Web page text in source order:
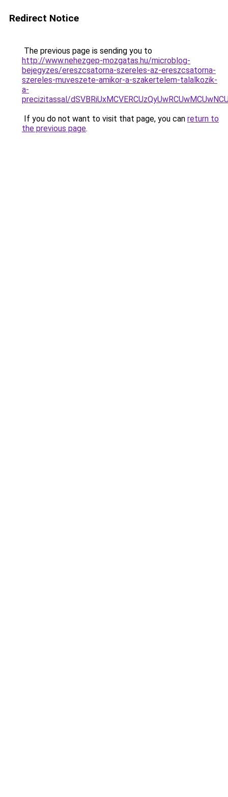
Redirect Notice
The previous page is sending you to
http://www.nehezgep-mozgatas.hu/microblog-
bejegyzes/ereszcsatorna-szereles-az-ereszcsatorna-
szereles-muveszete-amikor-a-szakertelem-talalkozik-
a-
precizitassal/
If you do not want to visit that page, you can return to
the previous page.